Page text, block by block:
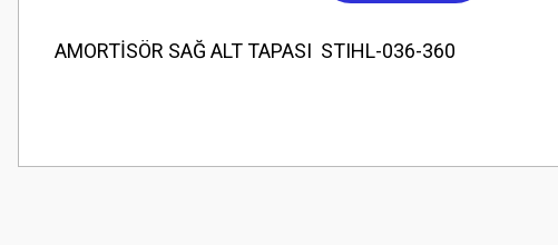
AMORTİSÖR SAĞ ALT TAPASI STIHL-036-360